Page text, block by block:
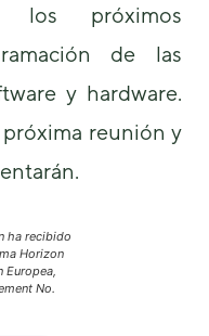
los próximos
de las
y hardware.
reunión y
ha recibido
Horizon
Europea,
No.